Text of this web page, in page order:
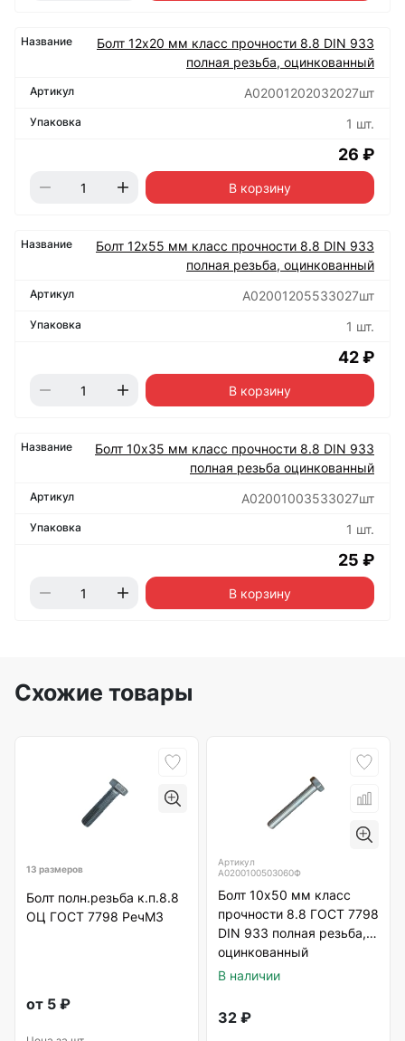
Болт 12х20 мм класс прочности 8.8 DIN 933
полная резьба, оцинкованный
А02001202032027шт
1 шт.
26 ₽
В корзину
Болт 12х55 мм класс прочности 8.8 DIN 933
полная резьба, оцинкованный
А02001205533027шт
1 шт.
42 ₽
В корзину
Болт 10х35 мм класс прочности 8.8 DIN 933
полная резьба оцинкованный
А02001003533027шт
1 шт.
25 ₽
В корзину
Схожие товары
13 размеров
Болт полн.резьба к.п.8.8
ОЦ ГОСТ 7798 РечМЗ
от 5 ₽
Артикул
А0200100503060Ф
Болт 10х50 мм класс
прочности 8.8 ГОСТ 7798
DIN 933 полная резьба,
оцинкованный
В наличии
32 ₽